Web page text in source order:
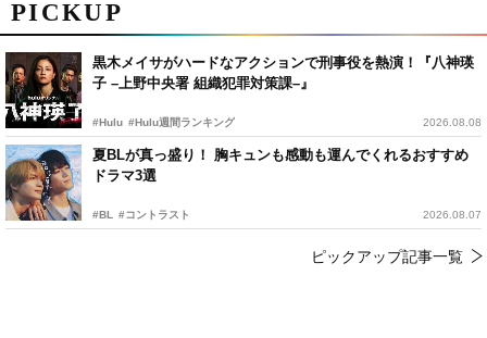
PICKUP
黒木メイサがハードなアクションで刑事役を熱演！『八神瑛
子 –上野中央署 組織犯罪対策課–』
#Hulu #Hulu週間ランキング 2026.08.08
夏BLが真っ盛り！ 胸キュンも感動も運んでくれるおすすめ
ドラマ3選
#BL #コントラスト 2026.08.07
ピックアップ記事一覧